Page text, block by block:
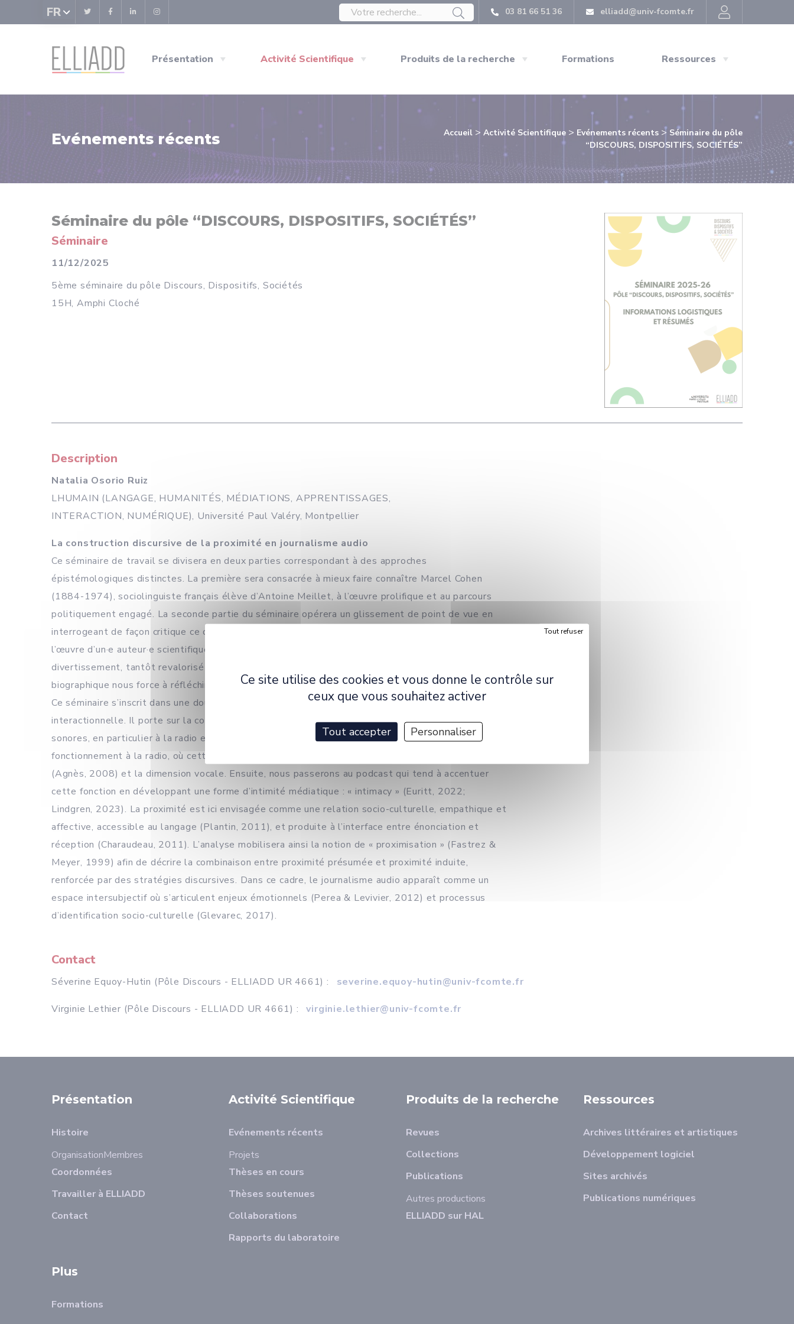
03 81 66 51 36 elliadd@univ-fcomte.fr
Présentation Activité Scientifique Produits de la recherche Formations Ressources
FR
Evénements récents Accueil > Activité Scientifique > Evénements récents > Séminaire du pôle
“DISCOURS, DISPOSITIFS, SOCIÉTÉS”
Séminaire du pôle “DISCOURS, DISPOSITIFS, SOCIÉTÉS”
Séminaire
11/12/2025
5ème séminaire du pôle Discours, Dispositifs, Sociétés
15H, Amphi Cloché
Description
Natalia Osorio Ruiz
LHUMAIN (LANGAGE, HUMANITÉS, MÉDIATIONS, APPRENTISSAGES,
INTERACTION, NUMÉRIQUE), Université Paul Valéry, Montpellier
La construction discursive de la proximité en journalisme audio
Ce séminaire de travail se divisera en deux parties correspondant à des approches
épistémologiques distinctes. La première sera consacrée à mieux faire connaître Marcel Cohen
(1884-1974), sociolinguiste français élève d’Antoine Meillet, à l’œuvre prolifique et au parcours
politiquement engagé. La seconde partie du séminaire opérera un glissement de point de vue en
interrogeant de façon critique ce que peut nous apporter le genre biographique pour comprendre
l’œuvre d’un·e auteur·e scientifique : tantôt décrié et relégué au rang de la littérature de
divertissement, tantôt revalorisé ou bien questionné quant à sa portée sociologique, le genre
biographique nous force à réfléchir sur notre façon d’appréhender une œuvre scientifique.
Ce séminaire s’inscrit dans une double perspective de l’analyse du discours et de la linguistique
interactionnelle. Il porte sur la construction discursive de la proximité dans les productions
sonores, en particulier à la radio et dans le podcast. Nous observerons initialement le
fonctionnement à la radio, où cette proximité repose traditionnellement sur le contenu informatif
(Agnès, 2008) et la dimension vocale. Ensuite, nous passerons au podcast qui tend à accentuer
cette fonction en développant une forme d’intimité médiatique : « intimacy » (Euritt, 2022;
Lindgren, 2023). La proximité est ici envisagée comme une relation socio-culturelle, empathique et
affective, accessible au langage (Plantin, 2011), et produite à l’interface entre énonciation et
réception (Charaudeau, 2011). L’analyse mobilisera ainsi la notion de « proximisation » (Fastrez &
Meyer, 1999) afin de décrire la combinaison entre proximité présumée et proximité induite,
renforcée par des stratégies discursives. Dans ce cadre, le journalisme audio apparaît comme un
espace intersubjectif où s’articulent enjeux émotionnels (Perea & Levivier, 2012) et processus
d’identification socio-culturelle (Glevarec, 2017).
Contact
Séverine Equoy-Hutin (Pôle Discours - ELLIADD UR 4661) : severine.equoy-hutin@univ-fcomte.fr
Virginie Lethier (Pôle Discours - ELLIADD UR 4661) : virginie.lethier@univ-fcomte.fr
Présentation
Histoire
OrganisationMembres
Coordonnées
Travailler à ELLIADD
Contact
Activité Scientifique
Evénements récents
Projets
Thèses en cours
Thèses soutenues
Collaborations
Rapports du laboratoire
Produits de la recherche
Revues
Collections
Publications
Autres productions
ELLIADD sur HAL
Ressources
Archives littéraires et artistiques
Développement logiciel
Sites archivés
Publications numériques
Plus
Formations
Panneau de gestion des cookies
Ce site utilise des cookies et vous donne le contrôle sur
ceux que vous souhaitez activer
Tout accepter
Tout refuser
Personnaliser